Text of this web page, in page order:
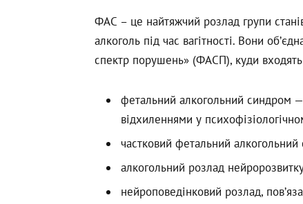
ФАС – це найтяжчий розлад групи
алкоголь під час вагітності. Вони
спектр порушень» (ФАСП), куди входять
фетальний алкогольний синдром
відхиленнями у
частковий фетальний
алкогольний розлад
нейроповедінковий розлад,